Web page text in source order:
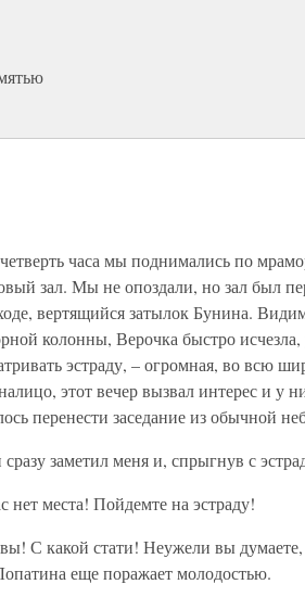
часа мы поднимались по
зал. Мы не опоздали, но зал был
вертящийся затылок Бунина.
колонны, Верочка быстро
эстраду, – огромная, во всю
этот вечер вызвал интерес и у
перенести заседание из обычной
заметил меня и, спрыгнув с
нет места! Пойдемте на эстраду!
С какой стати! Неужели вы думаете,
еще поражает молодостью.